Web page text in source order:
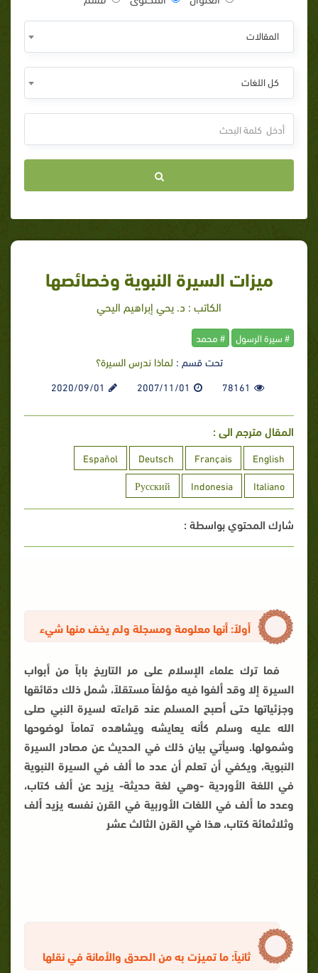
المقالات
كل اللغات
ميزات السيرة النبوية وخصائصها
الكاتب : د. يحي إبراهيم اليحي
# سيرة الرسول # محمد
تحت قسم : لماذا ندرس السيرة؟
78161
2007/11/01
2020/09/01
المقال مترجم الى :
English
Français
Deutsch
Español
Italiano
Indonesia
Русский
شارك المحتوي بواسطة :
أولاً: أنها معلومة ومسجلة ولم يخف منها شيء
فما ترك علماء الإسلام على مر التاريخ باباً من أبواب
السيرة إلا وقد ألفوا فيه مؤلفاً مستقلاً، شمل ذلك دقائقها
وجزئياتها حتى أصبح المسلم عند قراءته لسيرة النبي صلى
الله عليه وسلم كأنه يعايشه ويشاهده تماماً لوضوحها
وشمولها. وسيأتي بيان ذلك في الحديث عن مصادر السيرة
النبوية، ويكفي أن تعلم أن عدد ما ألف في السيرة النبوية
في اللغة الأوردية -وهي لغة حديثة- يزيد عن ألف كتاب،
وعدد ما ألف في اللغات الأوربية في القرن نفسه يزيد ألف
وثلاثمائة كتاب، هذا في القرن الثالث عشر
ثانياً: ما تميزت به من الصدق والأمانة في نقلها